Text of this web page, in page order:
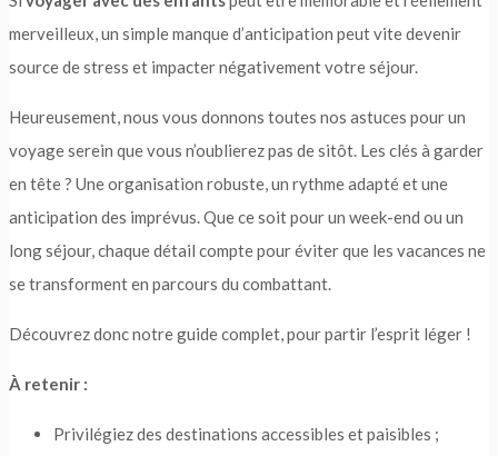
merveilleux, un simple manque d’anticipation peut vite devenir
source de stress et impacter négativement votre séjour.
Heureusement, nous vous donnons toutes nos astuces pour un
voyage serein que vous n’oublierez pas de sitôt. Les clés à garder
en tête ? Une organisation robuste, un rythme adapté et une
anticipation des imprévus. Que ce soit pour un week-end ou un
long séjour, chaque détail compte pour éviter que les vacances ne
se transforment en parcours du combattant.
Découvrez donc notre guide complet, pour partir l’esprit léger !
À retenir :
Privilégiez des destinations accessibles et paisibles ;